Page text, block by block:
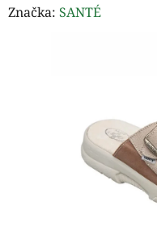
hodnocení
Značka: SANTÉ